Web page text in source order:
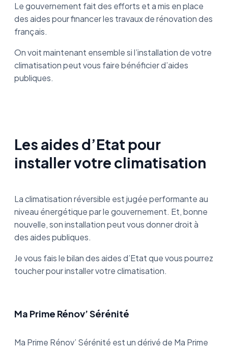
Le gouvernement fait des efforts et a mis en place
des aides pour financer les travaux de rénovation des
français.
On voit maintenant ensemble si l’installation de votre
climatisation peut vous faire bénéficier d’aides
publiques.
Les aides d’Etat pour
installer votre climatisation
La climatisation réversible est jugée performante au
niveau énergétique par le gouvernement. Et, bonne
nouvelle, son installation peut vous donner droit à
des aides publiques.
Je vous fais le bilan des aides d’Etat que vous pourrez
toucher pour installer votre climatisation.
Ma Prime Rénov’ Sérénité
Ma Prime Rénov’ Sérénité est un dérivé de Ma Prime